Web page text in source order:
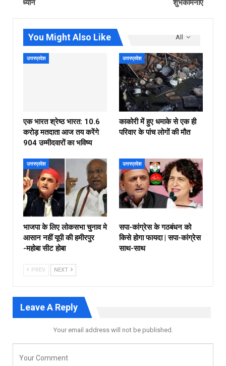
ध्‍यान शुभकामनाएं
All
You Might Also Like
उत्तरप्रदेश
एक भारत श्रेष्ठ भारत: 10.6
करोड़ मतदाता आज तय करेंगे
904 उम्मीदवारों का भविष्य
उत्तरप्रदेश
काकोरी में हुए धमाके से एक ही
परिवार के पांच लोगों की मौत
उत्तरप्रदेश
भाजपा के लिए लोकसभा चुनाव मे
आसान नहीं यूपी की हमीरपुर
-महोबा सीट होबा
उत्तरप्रदेश
सपा-कांग्रेस के गठबंधन को
किसे होगा फायदा | सपा-कांग्रेस
साथ-साथ
PREV NEXT
Leave A Reply
Your email address will not be published.